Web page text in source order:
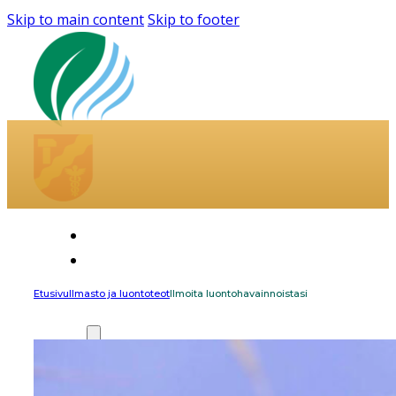
Skip to main contentSkip to footer
EtusivuIlmasto ja luontoteotIlmoita luontohavainnoistasi